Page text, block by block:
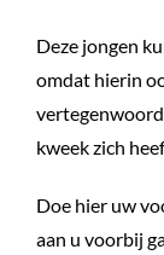
Deze jongen
omdat hierin
kweek zich
Doe hier uw
aan u voorbij